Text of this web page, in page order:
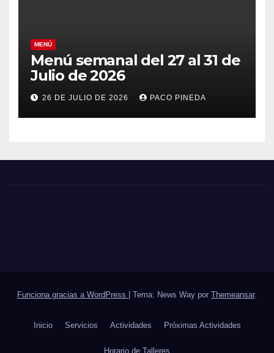
MENÚ
Menú semanal del 27 al 31 de
Julio de 2026
26 DE JULIO DE 2026 PACO PINEDA
Funciona gracias a WordPress | Tema: News Way por Themeansar.
Inicio Servicios Actividades Próximas Actividades
Horario de Talleres